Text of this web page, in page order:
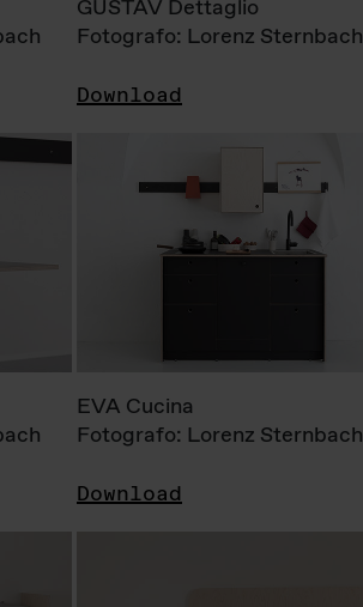
GUSTAV Dettaglio
Fotografo: Lorenz Sternbach
Download
EVA Cucina
Fotografo: Lorenz Sternbach
Download